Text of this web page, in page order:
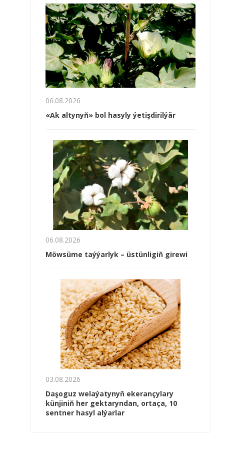
06.08.2026
«Ak altynyň» bol hasyly ýetişdirilýär
06.08.2026
Möwsüme taýýarlyk – üstünligiň girewi
03.08.2026
Daşoguz welaýatynyň ekerançylary
künjiniň her gektaryndan, ortaça, 10
sentner hasyl alýarlar